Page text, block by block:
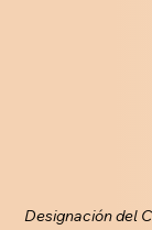
Designación del